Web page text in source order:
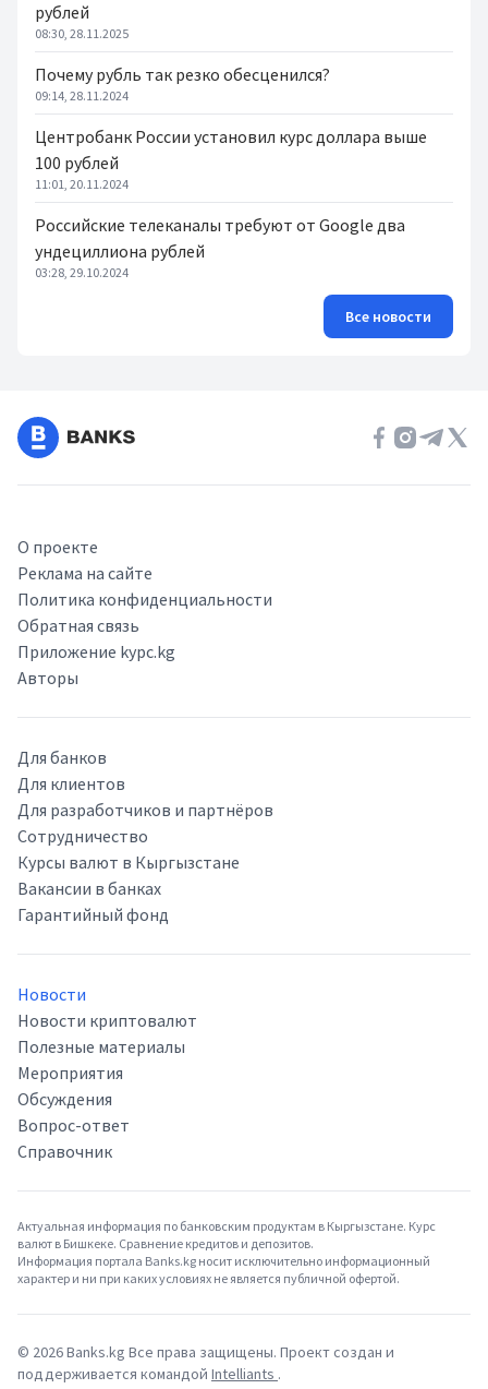
рублей
08:30, 28.11.2025
Почему рубль так резко обесценился?
09:14, 28.11.2024
Центробанк России установил курс доллара выше
100 рублей
11:01, 20.11.2024
Российские телеканалы требуют от Google два
ундециллиона рублей
03:28, 29.10.2024
Все новости
О проекте
Реклама на сайте
Политика конфиденциальности
Обратная связь
Приложение kypc.kg
Авторы
Для банков
Для клиентов
Для разработчиков и партнёров
Сотрудничество
Курсы валют в Кыргызстане
Вакансии в банках
Гарантийный фонд
Новости
Новости криптовалют
Полезные материалы
Мероприятия
Обсуждения
Вопрос-ответ
Справочник
Актуальная информация по банковским продуктам в Кыргызстане. Курс
валют в Бишкеке. Сравнение кредитов и депозитов.
Информация портала Banks.kg носит исключительно информационный
характер и ни при каких условиях не является публичной офертой.
© 2026Banks.kg Все права защищены. Проект создан и
поддерживается командой Intelliants .